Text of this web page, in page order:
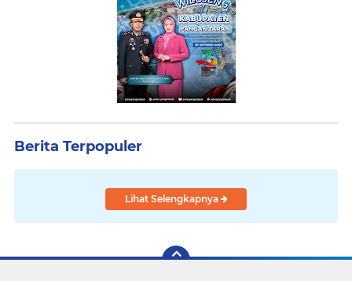
Berita Terpopuler
Lihat Selengkapnya